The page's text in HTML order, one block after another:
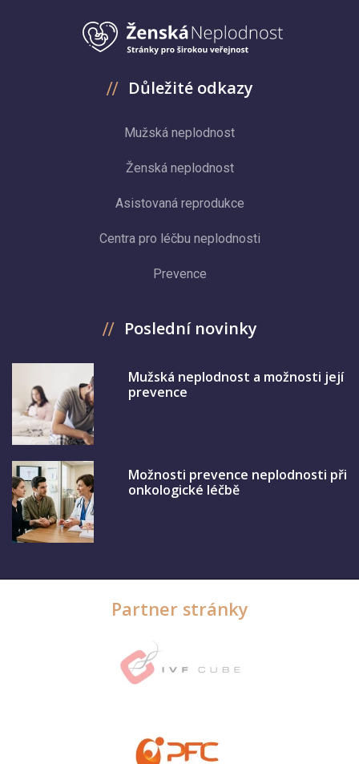
Důležité odkazy
Mužská neplodnost
Ženská neplodnost
Asistovaná reprodukce
Centra pro léčbu neplodnosti
Prevence
Poslední novinky
Mužská neplodnost a možnosti její
prevence
Možnosti prevence neplodnosti při
onkologické léčbě
Partner stránky